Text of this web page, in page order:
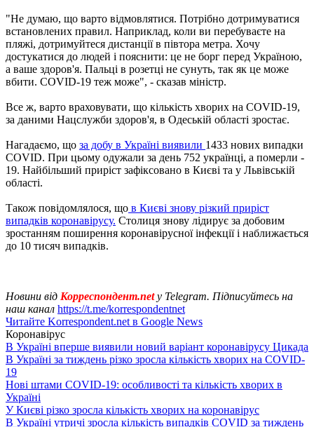
"Не думаю, що варто відмовлятися. Потрібно дотримуватися
встановлених правил. Наприклад, коли ви перебуваєте на
пляжі, дотримуйтеся дистанції в півтора метра. Хочу
достукатися до людей і пояснити: це не борг перед Україною,
а ваше здоров'я. Пальці в розетці не сунуть, так як це може
вбити. COVID-19 теж може", - сказав міністр.
Все ж, варто враховувати, що кількість хворих на COVID-19,
за даними Нацслужби здоров'я, в Одеській області зростає.
Нагадаємо, що за добу в Україні виявили 1433 нових випадки
COVID. При цьому одужали за день 752 українці, а померли -
19. Найбільший приріст зафіксовано в Києві та у Львівській
області.
Також повідомлялося, що в Києві знову різкий приріст
випадків коронавірусу. Столиця знову лідирує за добовим
зростанням поширення коронавірусної інфекції і наближається
до 10 тисяч випадків.
Новини від Корреспондент.net у Telegram. Підписуйтесь на
наш канал https://t.me/korrespondentnet
Читайте Korrespondent.net в Google News
Коронавірус
В Україні вперше виявили новий варіант коронавірусу Цикада
В Україні за тиждень різко зросла кількість хворих на COVID-
19
Нові штами COVID-19: особливості та кількість хворих в
Україні
У Києві різко зросла кількість хворих на коронавірус
В Україні утричі зросла кількість випадків COVID за тиждень